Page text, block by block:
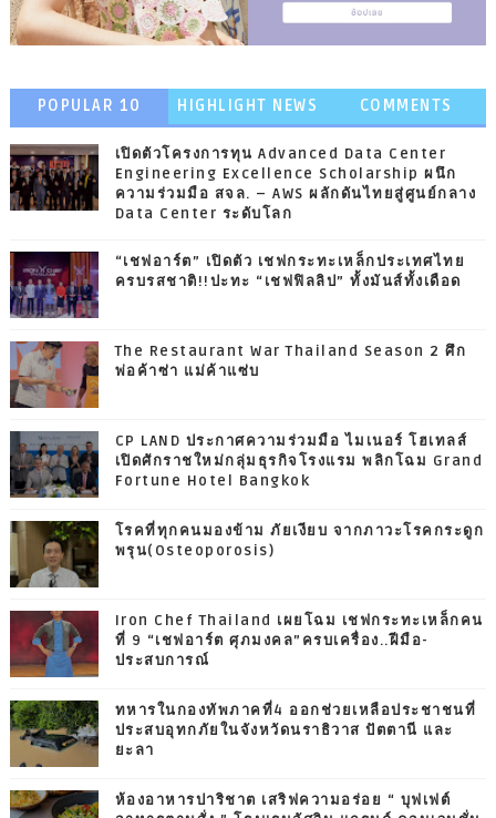
POPULAR 10 HIGHLIGHT NEWS COMMENTS
เปิดตัวโครงการทุน Advanced Data Center
Engineering Excellence Scholarship ผนึก
ความร่วมมือ สจล. – AWS ผลักดันไทยสู่ศูนย์กลาง
Data Center ระดับโลก
“เชฟอาร์ต” เปิดตัว เชฟกระทะเหล็กประเทศไทย
ครบรสชาติ!!ปะทะ “เชฟฟิลลิป” ทั้งมันส์ทั้งเดือด
The Restaurant War Thailand Season 2 ศึก
พ่อค้าซ่า แม่ค้าแซ่บ
CP LAND ประกาศความร่วมมือ ไมเนอร์ โฮเทลส์
เปิดศักราชใหม่กลุ่มธุรกิจโรงแรม พลิกโฉม Grand
Fortune Hotel Bangkok
โรคที่ทุกคนมองข้าม ภัยเงียบ จากภาวะโรคกระดูก
พรุน(Osteoporosis)
Iron Chef Thailand เผยโฉม เชฟกระทะเหล็กคน
ที่ 9 “เชฟอาร์ต ศุภมงคล”ครบเครื่อง..ฝีมือ-
ประสบการณ์
ทหารในกองทัพภาคที่4 ออกช่วยเหลือประชาชนที่
ประสบอุทกภัยในจังหวัดนราธิวาส ปัตตานี และ
ยะลา
ห้องอาหารปาริชาต เสริฟความอร่อย “ บุฟเฟต์